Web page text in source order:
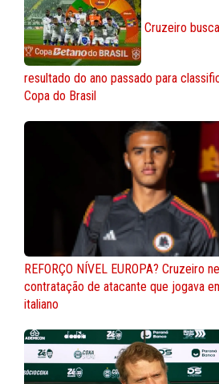
Cruzeiro
resultado do ano passado para
Copa do Brasil
REFORÇO NÍVEL EUROPA? Cruzeiro
contratação de atacante que jogava
italiano